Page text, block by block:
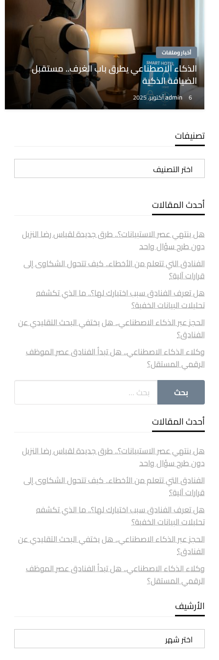
أخبار وملفات
الذكاء الاصطناعي يطرق باب الغرف.. مستقبل
الضيافة الذكية
admin 6 أكتوبر، 2025
تصنيفات
تصنيفات
أحدث المقالات
هل ينتهي عصر الاستبيانات؟.. طرق جديدة لقياس رضا النزيل
دون طرح سؤال واحد
الفنادق التي تتعلم من الأخطاء.. كيف تتحول الشكاوى إلى
قرارات آلية؟
هل تعرف الفنادق سبب اختيارك لها؟.. ما الذي تكشفه
تحليلات البيانات الخفية؟
الحجز عبر الذكاء الاصطناعي.. هل يختفي البحث التقليدي عن
الفنادق؟
وكلاء الذكاء الاصطناعي.. هل تبدأ الفنادق عصر الموظف
الرقمي المستقل؟
أحدث المقالات
هل ينتهي عصر الاستبيانات؟.. طرق جديدة لقياس رضا النزيل
دون طرح سؤال واحد
الفنادق التي تتعلم من الأخطاء.. كيف تتحول الشكاوى إلى
قرارات آلية؟
هل تعرف الفنادق سبب اختيارك لها؟.. ما الذي تكشفه
تحليلات البيانات الخفية؟
الحجز عبر الذكاء الاصطناعي.. هل يختفي البحث التقليدي عن
الفنادق؟
وكلاء الذكاء الاصطناعي.. هل تبدأ الفنادق عصر الموظف
الرقمي المستقل؟
الأرشيف
الأرشيف